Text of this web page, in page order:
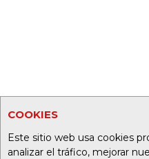
COOKIES
Este sitio web usa cookies
analizar el tráfico, mejorar